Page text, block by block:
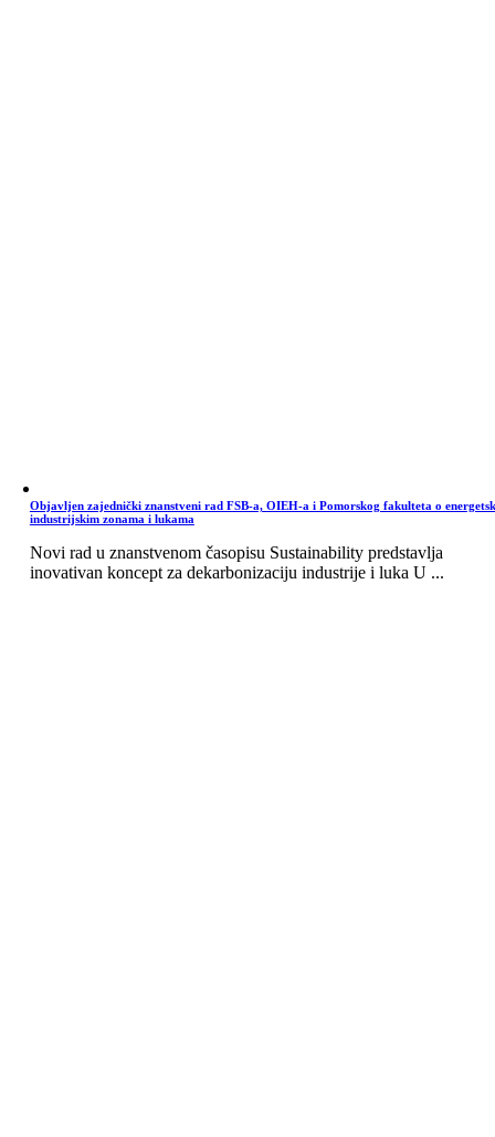
Objavljen zajednički znanstveni rad FSB-a, OIEH-a i Pomorskog fakulteta o
industrijskim zonama i lukama
Novi rad u znanstvenom časopisu Sustainability predstavlja
inovativan koncept za dekarbonizaciju industrije i luka U ...